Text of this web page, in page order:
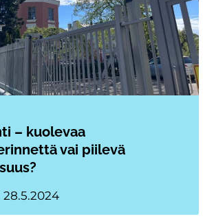
– kuolevaa
vai piilevä
28.5.2024